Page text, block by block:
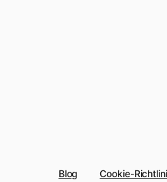
Blog Cookie-